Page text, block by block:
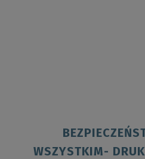
WSZYSTKIM-